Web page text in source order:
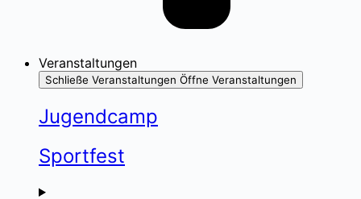
Veranstaltungen
Schließe Veranstaltungen Öffne Veranstaltungen
Jugendcamp
Sportfest